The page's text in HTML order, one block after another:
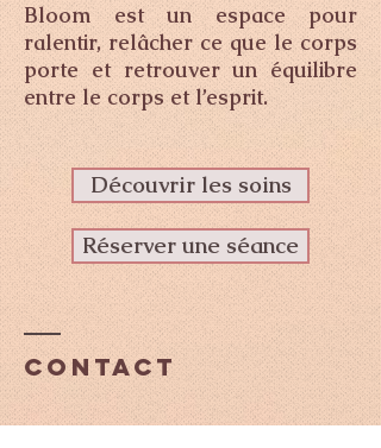
Bloom est un espace pour
ralentir, relâcher ce que le corps
porte et retrouver un équilibre
entre le corps et l’esprit.
Découvrir les soins
Réserver une séance
Contact
Bloom